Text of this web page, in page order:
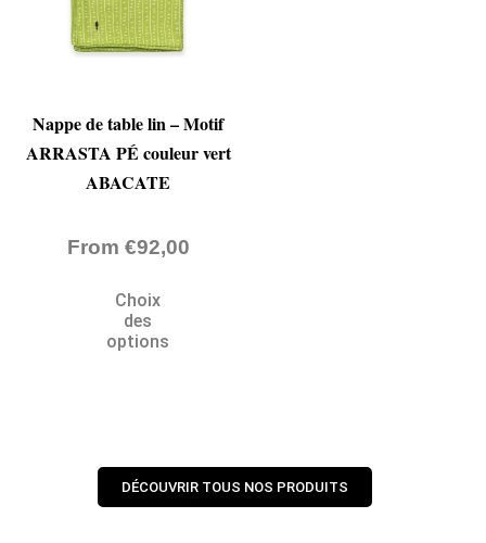
Nappe de table lin – Motif
ARRASTA PÉ couleur vert
ABACATE
From €92,00
Choix
des
options
DÉCOUVRIR TOUS NOS PRODUITS